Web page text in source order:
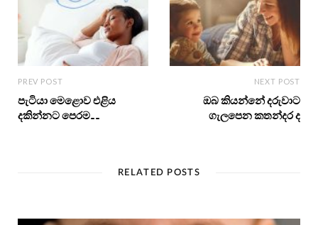
PREV POST
පැටියා මෙළොව එළිය
දකින්නට පෙරම……
NEXT POST
ඔබ කියන්නේ දරුවාට
ගැලපෙන කතන්දර ද
RELATED POSTS